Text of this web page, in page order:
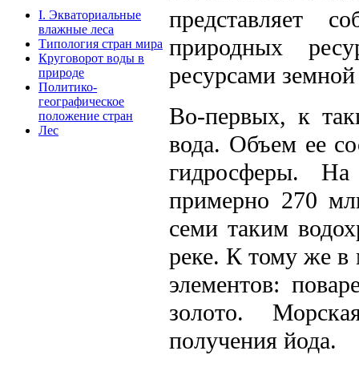
I. Экваториальные
влажные леса
Типология стран мира
Круговорот воды в
природе
Политико-
географическое
положение стран
Лес
представляет
природных
ресурсами
Во-первых, к
вода. Объем ее
гидросферы.
примерно 270
семи таким
реке. К тому же в
элементов:
золото.
получения йода.